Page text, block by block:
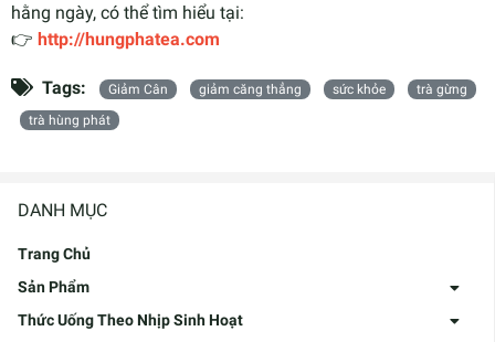
DANH MỤC
Trang Chủ
Sản Phẩm
Thức Uống Theo Nhịp Sinh Hoạt
hằng ngày, có thể tìm hiểu tại:
👉 http://hungphatea.com
Tags: Giảm Cân giảm căng thẳng sức khỏe
trà gừng
trà hùng phát